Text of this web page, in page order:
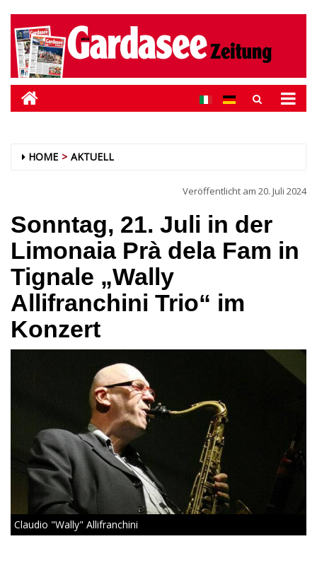
HOME AKTUELL
Veröffentlicht am 20. Juli 2024
Sonntag, 21. Juli in der
Limonaia Prà dela Fam in
Tignale „Wally
Allifranchini Trio“ im
Konzert
Claudio "Wally" Allifranchini